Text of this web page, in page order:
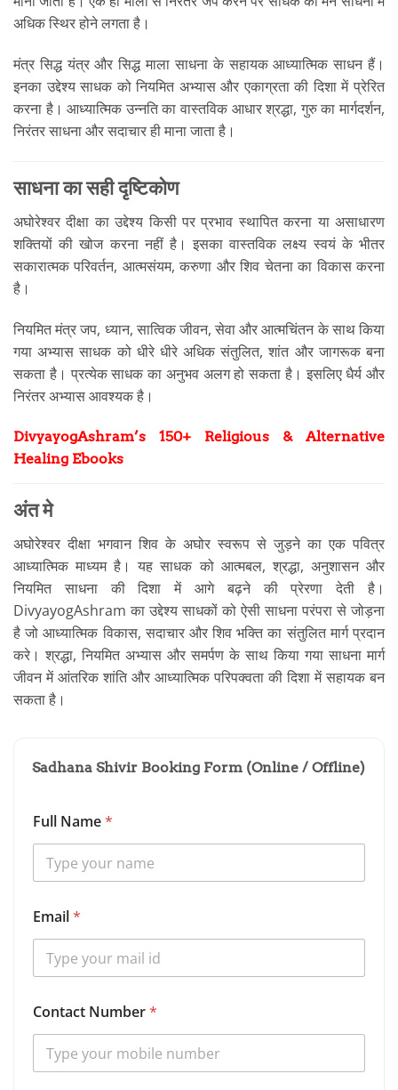
अधिक स्थिर होने लगता है।
मंत्र सिद्ध यंत्र और सिद्ध माला साधना के सहायक आध्यात्मिक साधन हैं।
इनका उद्देश्य साधक को नियमित अभ्यास और एकाग्रता की दिशा में प्रेरित
करना है। आध्यात्मिक उन्नति का वास्तविक आधार श्रद्धा, गुरु का मार्गदर्शन,
निरंतर साधना और सदाचार ही माना जाता है।
साधना का सही दृष्टिकोण
अघोरेश्वर दीक्षा का उद्देश्य किसी पर प्रभाव स्थापित करना या असाधारण
शक्तियों की खोज करना नहीं है। इसका वास्तविक लक्ष्य स्वयं के भीतर
सकारात्मक परिवर्तन, आत्मसंयम, करुणा और शिव चेतना का विकास करना
है।
नियमित मंत्र जप, ध्यान, सात्विक जीवन, सेवा और आत्मचिंतन के साथ किया
गया अभ्यास साधक को धीरे धीरे अधिक संतुलित, शांत और जागरूक बना
सकता है। प्रत्येक साधक का अनुभव अलग हो सकता है। इसलिए धैर्य और
निरंतर अभ्यास आवश्यक है।
DivyayogAshram’s 150+ Religious & Alternative
Healing Ebooks
अंत मे
अघोरेश्वर दीक्षा भगवान शिव के अघोर स्वरूप से जुड़ने का एक पवित्र
आध्यात्मिक माध्यम है। यह साधक को आत्मबल, श्रद्धा, अनुशासन और
नियमित साधना की दिशा में आगे बढ़ने की प्रेरणा देती है।
DivyayogAshram का उद्देश्य साधकों को ऐसी साधना परंपरा से जोड़ना
है जो आध्यात्मिक विकास, सदाचार और शिव भक्ति का संतुलित मार्ग प्रदान
करे। श्रद्धा, नियमित अभ्यास और समर्पण के साथ किया गया साधना मार्ग
जीवन में आंतरिक शांति और आध्यात्मिक परिपक्वता की दिशा में सहायक बन
सकता है।
Sadhana Shivir Booking Form (Online / Offline)
Full Name*
Email*
Contact Number*